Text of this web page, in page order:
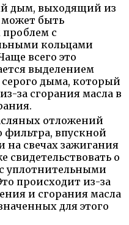
дым, выходящий из
быть
проблем с
кольцами
всего это
выделением
дыма, который
за сгорания масла в
отложений
фильтра, впускной
на свечах зажигания
свидетельствовать о
уплотнительными
происходит из-за
и сгорания масла
для этого